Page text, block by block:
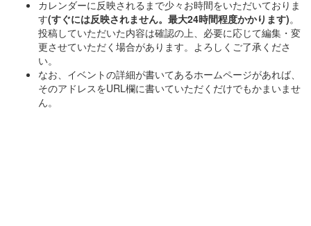
カレンダーに反映されるまで少々お時間をいただいておりま
す(すぐには反映されません。最大24時間程度かかります)。
投稿していただいた内容は確認の上、必要に応じて編集・変
更させていただく場合があります。よろしくご了承くださ
い。
なお、イベントの詳細が書いてあるホームページがあれば、
そのアドレスをURL欄に書いていただくだけでもかまいませ
ん。